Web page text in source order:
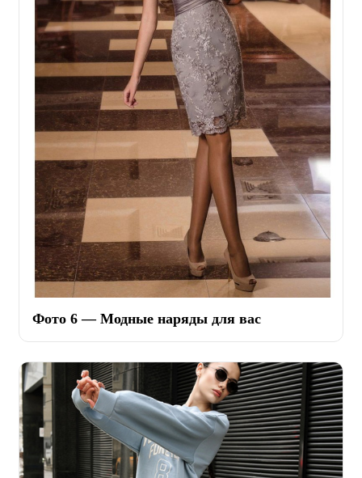
Фото 6 — Модные наряды для вас